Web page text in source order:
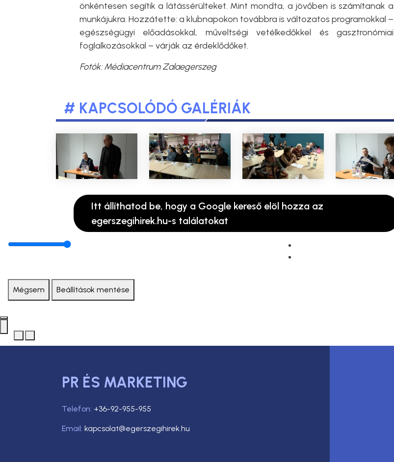
önkéntesen segítik a látássérülteket. Mint mondta, a jövőben is számítanak a
munkájukra. Hozzátette: a klubnapokon továbbra is változatos programokkal –
egészségügyi előadásokkal, műveltségi vetélkedőkkel és gasztronómiai
foglalkozásokkal – várják az érdeklődőket.
Fotók: Médiacentrum Zalaegerszeg
# KAPCSOLÓDÓ GALÉRIÁK
Itt állíthatod be, hogy a Google kereső elöl hozza az
egerszegihirek.hu-s találatokat
Mégsem Beállítások mentése
PR ÉS MARKETING
Telefon: +36-92-955-955
Email: kapcsolat@egerszegihirek.hu